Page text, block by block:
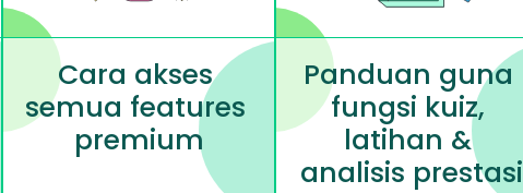
Cara akses
semua features
premium
Panduan guna
fungsi kuiz,
latihan &
analisis prestasi